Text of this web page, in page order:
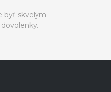
byť skvelým